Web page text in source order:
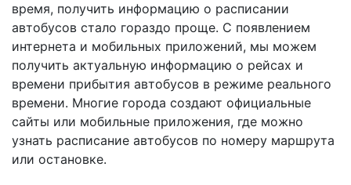
время, получить информацию о расписании
автобусов стало гораздо проще. С появлением
интернета и мобильных приложений, мы можем
получить актуальную информацию о рейсах и
времени прибытия автобусов в режиме реального
времени. Многие города создают официальные
сайты или мобильные приложения, где можно
узнать расписание автобусов по номеру маршрута
или остановке.